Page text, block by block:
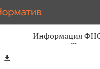
Информация